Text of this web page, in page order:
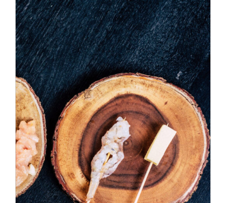
ADD TO CART / DÉTAILS